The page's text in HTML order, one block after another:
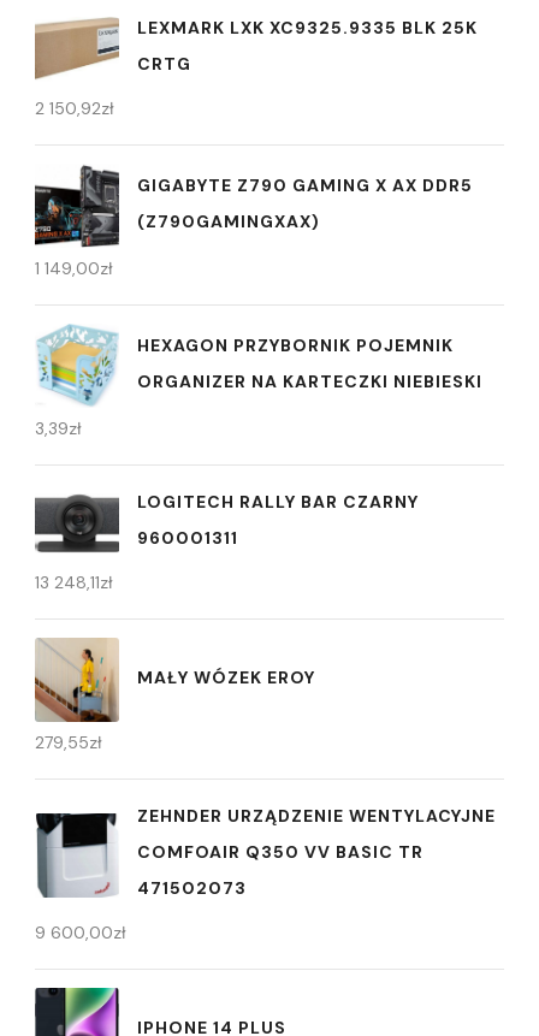
LEXMARK LXK XC9325.9335 BLK 25K
CRTG
2 150,92zł
GIGABYTE Z790 GAMING X AX DDR5
(Z790GAMINGXAX)
1 149,00zł
HEXAGON PRZYBORNIK POJEMNIK
ORGANIZER NA KARTECZKI NIEBIESKI
3,39zł
LOGITECH RALLY BAR CZARNY
960001311
13 248,11zł
MAŁY WÓZEK EROY
279,55zł
ZEHNDER URZĄDZENIE WENTYLACYJNE
COMFOAIR Q350 VV BASIC TR
471502073
9 600,00zł
IPHONE 14 PLUS